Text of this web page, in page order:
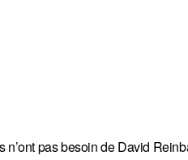
pas besoin de David